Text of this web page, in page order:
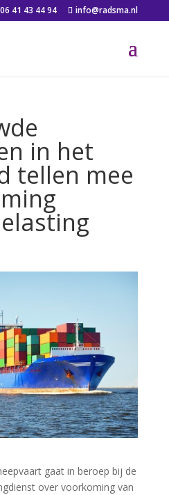
06 41 43 44 94 info@radsma.nl
in het
tellen mee
gaat in beroep bij de
over voorkoming van